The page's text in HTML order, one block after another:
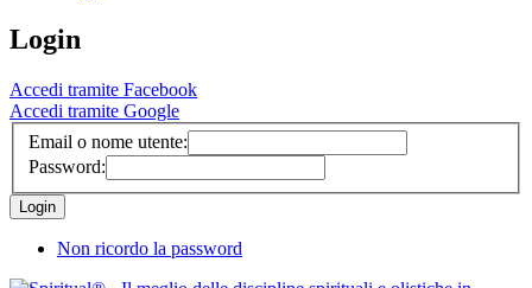
Login
Accedi tramite Facebook
Accedi tramite Google
Email o nome utente:
Password:
Non ricordo la password